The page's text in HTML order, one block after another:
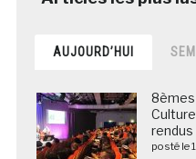
AUJOURD’HUI
rendus
posté le